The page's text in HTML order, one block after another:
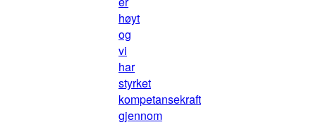
høyt
og
vi
har
styrket
kompetansekraft
gjennom